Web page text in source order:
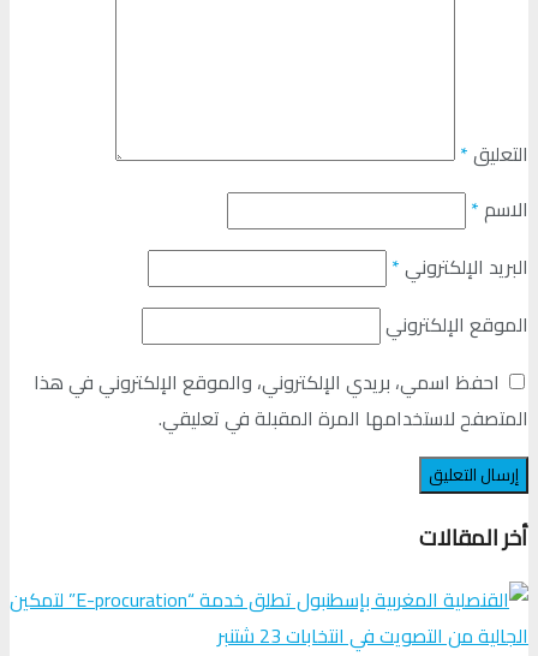
التعليق*
الاسم*
البريد الإلكتروني*
الموقع الإلكتروني
احفظ اسمي، بريدي الإلكتروني، والموقع الإلكتروني في هذا
المتصفح لاستخدامها المرة المقبلة في تعليقي.
أخر المقالات